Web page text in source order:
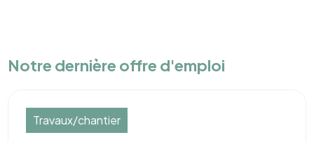
Notre dernière offre d'emploi
Travaux/chantier